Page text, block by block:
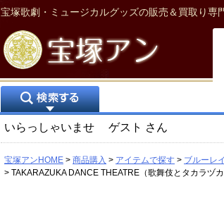
宝塚歌劇・ミュージカルグッズの販売＆買取り専
いらっしゃいませ ゲスト さん
宝塚アンHOME 商品購入 アイテムで探す ブルーレ
TAKARAZUKA DANCE THEATRE（歌舞伎とタカラヅ